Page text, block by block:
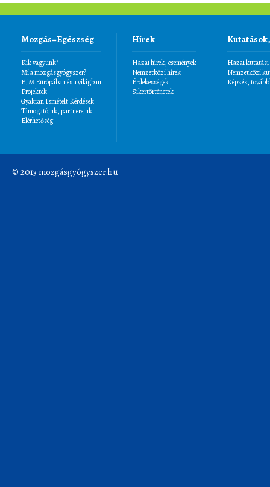
Mozgás=Egészség
Kik vagyunk?
Mi a mozgásgyógyszer?
EIM Európában és a világban
Projektek
Gyakran Ismételt Kérdések
Támogatóink, partnereink
Elérhetőség
Hírek
Hazai hírek, események
Nemzetközi hírek
Érdekességek
Sikertörténetek
Hazai kutatási
Nemzetközi
Képzés,
© 2013 mozgásgyógyszer.hu